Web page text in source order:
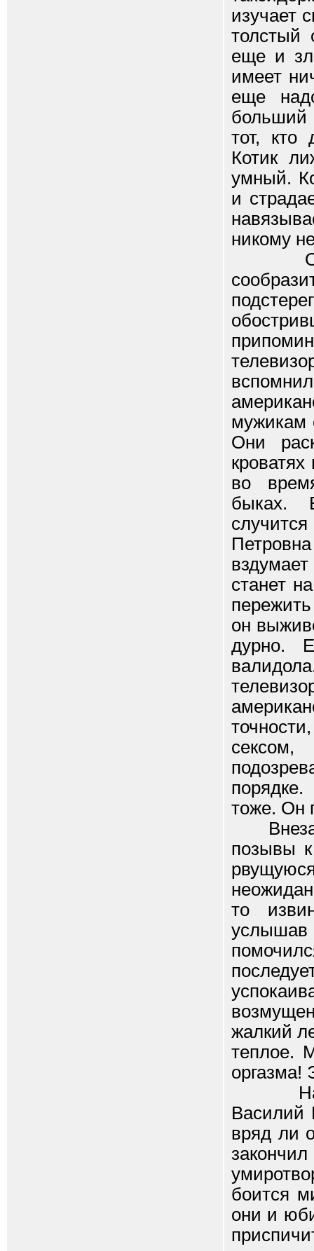
изучает
толстый
еще и
имеет
еще
больший
тот, кто
Котик
умный.
и
никому
мужикам
Они
во
быках.
станет
он
дурно.
тоже. Он
позывы
то
жалкий
теплое.
оргазма!
На
Василий
вряд ли
боится
они и